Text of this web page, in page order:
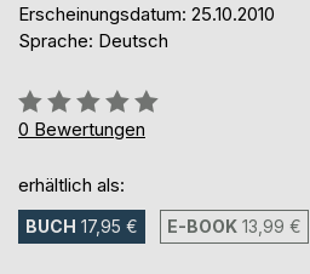
Erscheinungsdatum: 25.10.2010
Sprache: Deutsch
Bewertung::
0%
0 Bewertungen
erhältlich als:
BUCH 17,95 € E-BOOK 13,99 €